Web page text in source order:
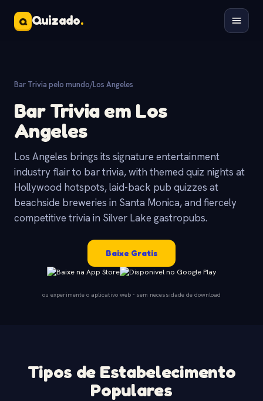
Q Quizado.
Bar Trivia pelo mundo/Los Angeles
Bar Trivia em Los
Angeles
Los Angeles brings its signature entertainment
industry flair to bar trivia, with themed quiz nights at
Hollywood hotspots, laid-back pub quizzes at
beachside breweries in Santa Monica, and fiercely
competitive trivia in Silver Lake gastropubs.
Baixe Gratis
ou experimente o aplicativo web - sem necessidade de download
Tipos de Estabelecimento
Populares